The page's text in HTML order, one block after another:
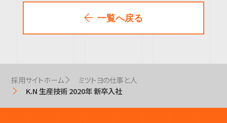
一覧へ戻る
採用サイトホーム
ミツトヨの仕事と人
K.N 生産技術 2020年 新卒入社